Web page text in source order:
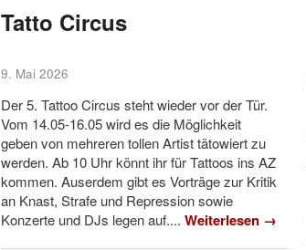
Tatto Circus
9. Mai 2026
Der 5. Tattoo Circus steht wieder vor der Tür.
Vom 14.05-16.05 wird es die Möglichkeit
geben von mehreren tollen Artist tätowiert zu
werden. Ab 10 Uhr könnt ihr für Tattoos ins AZ
kommen. Auserdem gibt es Vorträge zur Kritik
an Knast, Strafe und Repression sowie
Konzerte und DJs legen auf.... Weiterlesen →